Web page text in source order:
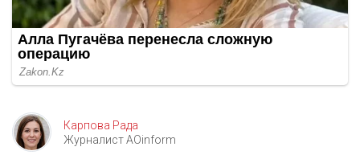
Карпова Рада
Журналист AOinform